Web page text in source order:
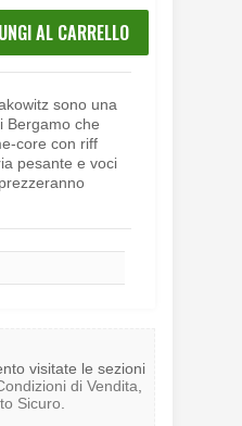
AL CARRELLO
sono una
Bergamo che
core con riff
pesante e voci
visitate le sezioni
di Vendita,
Sicuro.